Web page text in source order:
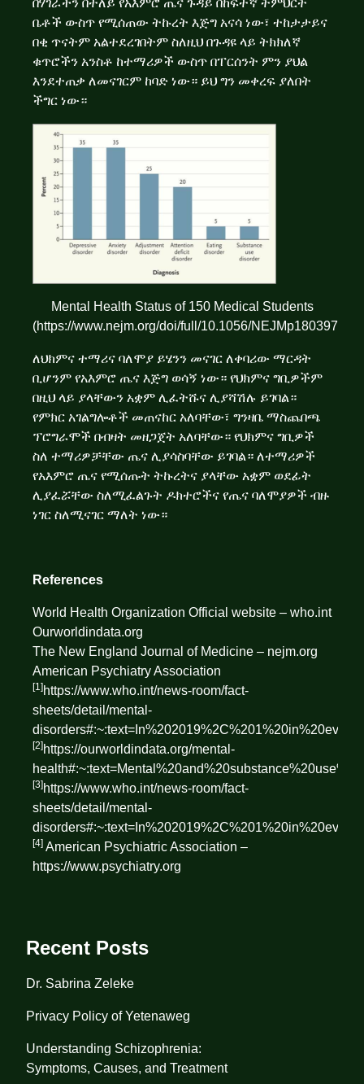
በሃገራችን በተለይ የአእምሮ ጤና ጉዳይ በከፍተኛ ትምህርት
ቤቶች ውስጥ የሚሰጠው ትኩረት እጅግ አናሳ ነው፣ ተከታታይና
በቂ ጥናትም አልተደረገበትም ስለዚህ በጉዳዩ ላይ ትክክለኛ
ቁጥሮችን አንስቶ ከተማሪዎች ውስጥ በፐርሰንት ምን ያህል
እንደተጠቃ ለመናገርም ከባድ ነው። ይህ ግን መቀረፍ ያለበት
ችግር ነው።
Mental Health Status of 150 Medical Students
(https://www.nejm.org/doi/full/10.1056/NEJMp1803970
ለህክምና ተማሪና ባለሞያ ይሄንን መናገር ለቀባሪው ማርዳት
ቢሆንም የአእምሮ ጤና እጅግ ወሳኝ ነው። የህክምና ግቢዎችም
በዚህ ላይ ያላቸውን አቋም ሊፈትሹና ሊያሻሽሉ ይገባል።
የምክር አገልግሎቶች መጠናከር አለባቸው፣ ግንዛቤ ማስጨበጫ
ፕሮግራሞች በብዛት መዘጋጀት አለባቸው። የህክምና ግቢዎች
ስለ ተማሪዎቻቸው ጤና ሊያሳስባቸው ይገባል። ለተማሪዎች
የአእምሮ ጤና የሚሰጡት ትኩረትና ያላቸው አቋም ወደፊት
ሊያፈሯቸው ስለሚፈልጉት ዶክተሮችና የጤና ባለሞያዎች ብዙ
ነገር ስለሚናገር ማለት ነው።
References
World Health Organization Official website – who.int
Ourworldindata.org
The New England Journal of Medicine – nejm.org
American Psychiatry Association
[1] https://www.who.int/news-room/fact-
sheets/detail/mental-
[2] https://ourworldindata.org/mental-
[3] https://www.who.int/news-room/fact-
sheets/detail/mental-
[4] American Psychiatric Association –
https://www.psychiatry.org
Recent Posts
Dr. Sabrina Zeleke
Privacy Policy of Yetenaweg
Understanding Schizophrenia:
Symptoms, Causes, and Treatment